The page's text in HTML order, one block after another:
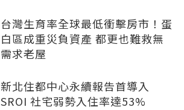
台灣生育率全球最低衝擊房市！蛋
白區成重災負資產 都更也難救無
需求老屋
新北住都中心永續報告首導入
SROI 社宅弱勢入住率達53%